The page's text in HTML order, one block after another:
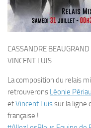
CASSANDRE
VINCENT LUIS
La composition du relais
retrouverons Léonie
etVincent Luissur la ligne
française !